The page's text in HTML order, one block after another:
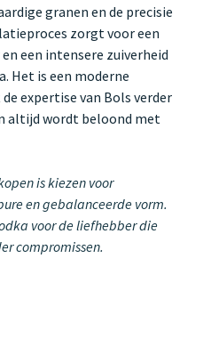
granen en de precisie
zorgt voor een
een intensere zuiverheid
Het is een moderne
expertise van Bols verder
altijd wordt beloond met
is kiezen voor
en gebalanceerde vorm.
voor de liefhebber die
compromissen.